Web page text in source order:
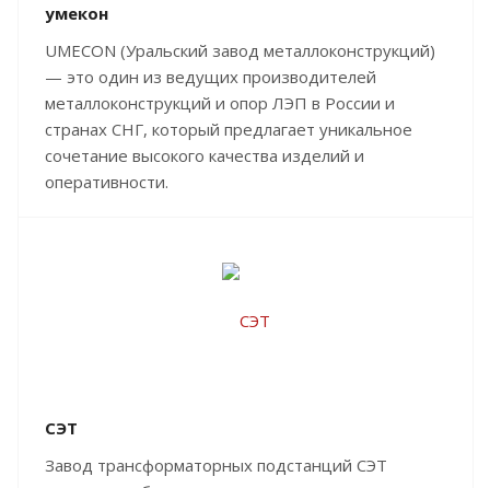
умекон
UMECON (Уральский завод металлоконструкций)
— это один из ведущих производителей
металлоконструкций и опор ЛЭП в России и
странах СНГ, который предлагает уникальное
сочетание высокого качества изделий и
оперативности.
СЭТ
Завод трансформаторных подстанций СЭТ